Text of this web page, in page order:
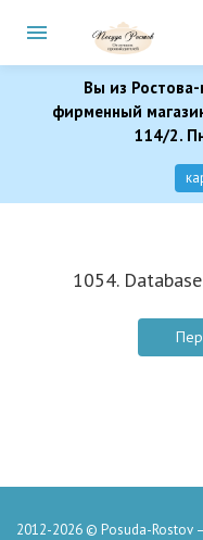
Вы из
фирменный
114/2.
1054.
2012-2026 © Posuda-Rostov